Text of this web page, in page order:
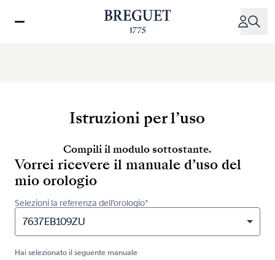
Istruzioni per l’uso
Compili il modulo sottostante.
Vorrei ricevere il manuale d’uso del
mio orologio
Selezioni la referenza dell’orologio*
7637EB109ZU
Hai selezionato il seguente manuale